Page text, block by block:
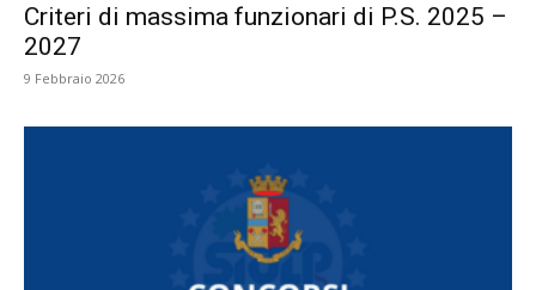
Criteri di massima funzionari di P.S. 2025 –
2027
9 Febbraio 2026